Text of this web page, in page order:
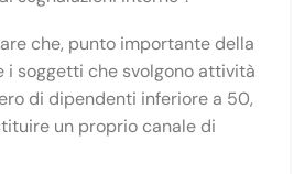
che, punto importante della
i soggetti che svolgono attività
di dipendenti inferiore a 50,
un proprio canale di